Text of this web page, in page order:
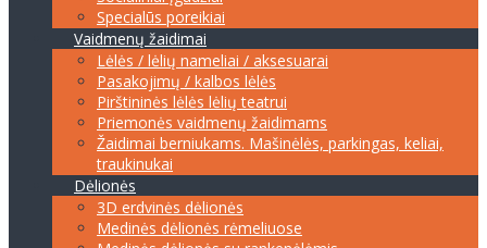
Specialūs poreikiai
Vaidmenų žaidimai
Lėlės / lėlių nameliai / aksesuarai
Pasakojimų / kalbos lėlės
Pirštininės lėlės lėlių teatrui
Priemonės vaidmenų žaidimams
Žaidimai berniukams. Mašinėlės, parkingas, keliai,
traukinukai
Dėlionės
3D erdvinės dėlionės
Medinės dėlionės rėmeliuose